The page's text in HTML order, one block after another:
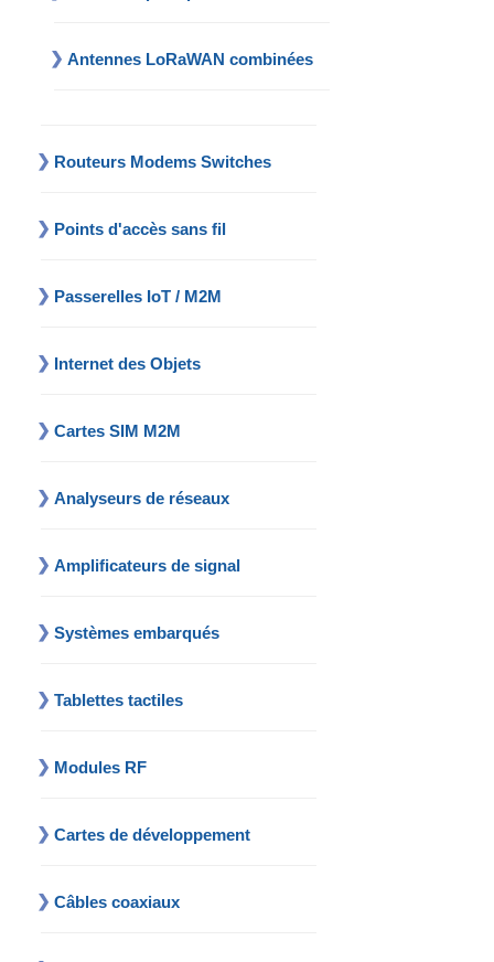
Antennes LoRaWAN combinées
Routeurs Modems Switches
Points d'accès sans fil
Passerelles IoT / M2M
Internet des Objets
Cartes SIM M2M
Analyseurs de réseaux
Amplificateurs de signal
Systèmes embarqués
Tablettes tactiles
Modules RF
Cartes de développement
Câbles coaxiaux